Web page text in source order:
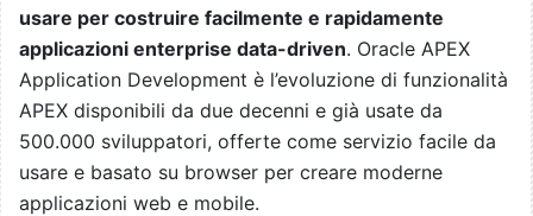
usare per costruire facilmente e rapidamente
applicazioni enterprise data-driven. Oracle APEX
Application Development è l’evoluzione di funzionalità
APEX disponibili da due decenni e già usate da
500.000 sviluppatori, offerte come servizio facile da
usare e basato su browser per creare moderne
applicazioni web e mobile.